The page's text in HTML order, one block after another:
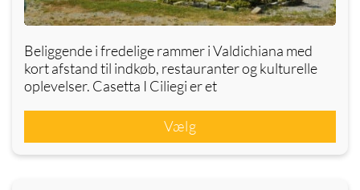
Beliggende i fredelige rammer i Valdichiana med
kort afstand til indkøb, restauranter og kulturelle
oplevelser. Casetta I Ciliegi er et
Vælg